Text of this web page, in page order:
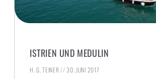
ISTRIEN UND MEDULIN
H. G. TEINER 30. JUNI 2017